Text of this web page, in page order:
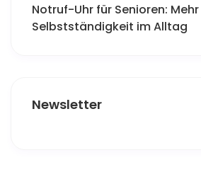
Notruf-Uhr für Senioren:
Selbstständigkeit im Alltag
Newsletter